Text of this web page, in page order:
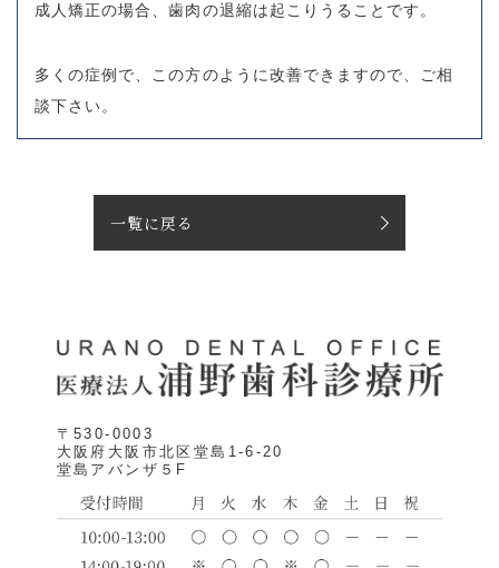
成人矯正の場合、歯肉の退縮は起こりうることです。
多くの症例で、この方のように改善できますので、ご相
談下さい。
一覧に戻る
〒530-0003
大阪府大阪市北区堂島1-6-20
堂島アバンザ５F